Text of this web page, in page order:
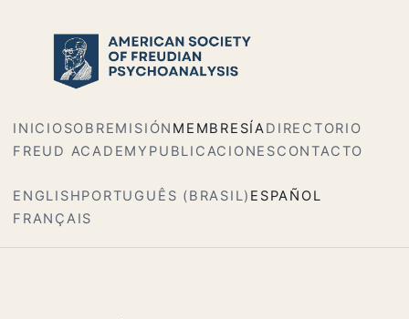
INICIOSOBREMISIÓN MEMBRESÍADIRECTORIO
FREUD ACADEMY PUBLICACIONESCONTACTO
ENGLISHPORTUGUÊS (BRASIL) ESPAÑOL
FRANÇAIS